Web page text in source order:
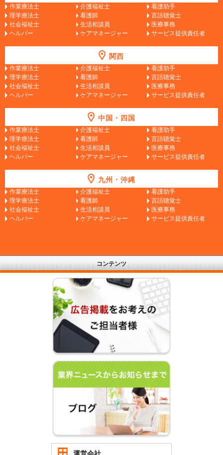
作業療法士 介護福祉士
看護助手
理学療法士
看護師
言語聴覚士
社会福祉士
生活相談員
医療事務
ヘルパー
ケアマネージャー サービス提供責任者
関西
作業療法士 介護福祉士
看護助手
理学療法士
看護師
言語聴覚士
社会福祉士
生活相談員
医療事務
ヘルパー
ケアマネージャー サービス提供責任者
中国・四国
作業療法士 介護福祉士
看護助手
理学療法士
看護師
言語聴覚士
社会福祉士
生活相談員
医療事務
ヘルパー
ケアマネージャー サービス提供責任者
九州・沖縄
作業療法士 介護福祉士
看護助手
理学療法士
看護師
言語聴覚士
社会福祉士
生活相談員
医療事務
ヘルパー
ケアマネージャー サービス提供責任者
コンテンツ